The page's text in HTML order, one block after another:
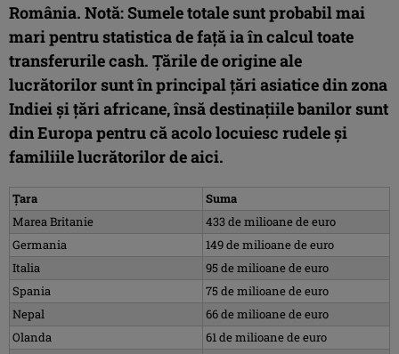
România. Notă: Sumele totale sunt probabil mai
mari pentru statistica de față ia în calcul toate
transferurile cash. Țările de origine ale
lucrătorilor sunt în principal țări asiatice din zona
Indiei și țări africane, însă destinațiile banilor sunt
din Europa pentru că acolo locuiesc rudele și
familiile lucrătorilor de aici.
Țara
Suma
Marea Britanie
433 de milioane de euro
Germania
149 de milioane de euro
Italia
95 de milioane de euro
Spania
75 de milioane de euro
Nepal
66 de milioane de euro
Olanda
61 de milioane de euro